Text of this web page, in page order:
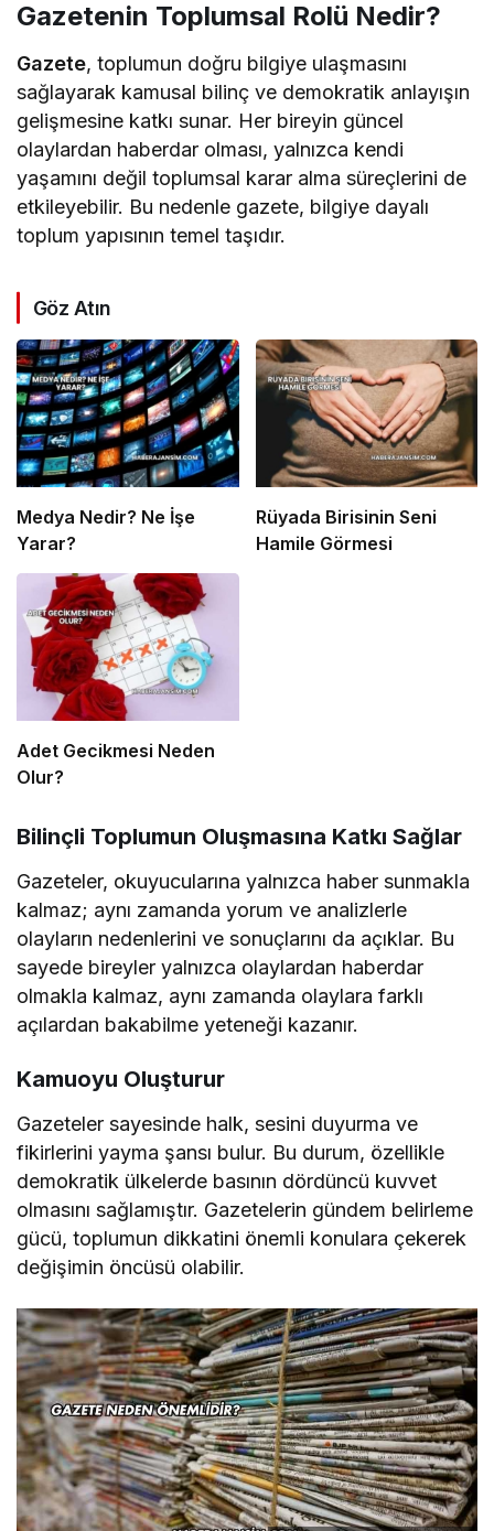
Gazetenin Toplumsal Rolü Nedir?
Gazete, toplumun doğru bilgiye ulaşmasını
sağlayarak kamusal bilinç ve demokratik anlayışın
gelişmesine katkı sunar. Her bireyin güncel
olaylardan haberdar olması, yalnızca kendi
yaşamını değil toplumsal karar alma süreçlerini de
etkileyebilir. Bu nedenle gazete, bilgiye dayalı
toplum yapısının temel taşıdır.
Göz Atın
Medya Nedir? Ne İşe
Yarar?
Rüyada Birisinin Seni
Hamile Görmesi
Adet Gecikmesi Neden
Olur?
Bilinçli Toplumun Oluşmasına Katkı Sağlar
Gazeteler, okuyucularına yalnızca haber sunmakla
kalmaz; aynı zamanda yorum ve analizlerle
olayların nedenlerini ve sonuçlarını da açıklar. Bu
sayede bireyler yalnızca olaylardan haberdar
olmakla kalmaz, aynı zamanda olaylara farklı
açılardan bakabilme yeteneği kazanır.
Kamuoyu Oluşturur
Gazeteler sayesinde halk, sesini duyurma ve
fikirlerini yayma şansı bulur. Bu durum, özellikle
demokratik ülkelerde basının dördüncü kuvvet
olmasını sağlamıştır. Gazetelerin gündem belirleme
gücü, toplumun dikkatini önemli konulara çekerek
değişimin öncüsü olabilir.